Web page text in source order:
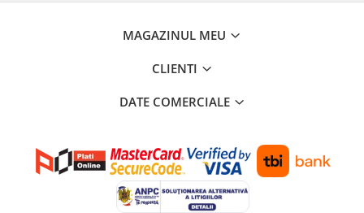
MAGAZINUL MEU
CLIENTI
DATE COMERCIALE